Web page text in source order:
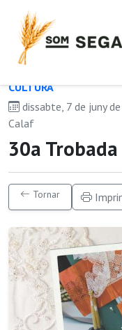
CULTURA
dissabte, 7 de juny
Calaf
30a
Tornar